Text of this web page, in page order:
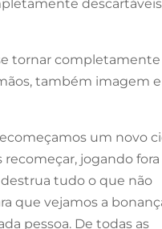
tornar completamente
também imagem e
um novo
jogando fora
tudo o que não
que vejamos a
pessoa. De todas as